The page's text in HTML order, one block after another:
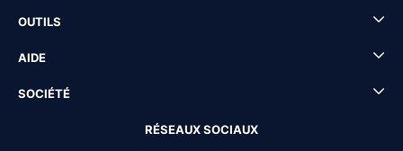
OUTILS
AIDE
SOCIÉTÉ
RÉSEAUX SOCIAUX